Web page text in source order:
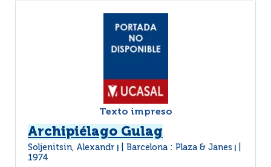
Texto impreso
Archipiélago Gulag
Soljenitsin, Alexandr Barcelona : Plaza & Janes
1974